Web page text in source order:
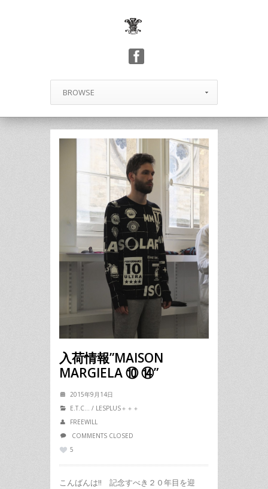
BROWSE
入荷情報”MAISON
MARGIELA ⑩ ⑭”
2015年9月14日
E.T.C...
/ LESPLUS＋＋＋
FREEWILL
COMMENTS CLOSED
5
こんばんは!! 記念すべき２０年目を迎